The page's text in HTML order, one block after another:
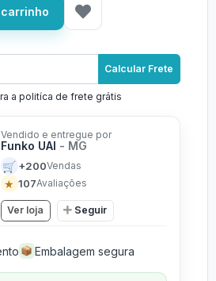
Calcular Frete
a politíca de frete grátis
Vendido e entregue por
Funko UAI - MG
🛒 +200Vendas
★ 107Avaliações
Ver loja Seguir
📦 Embalagem segura